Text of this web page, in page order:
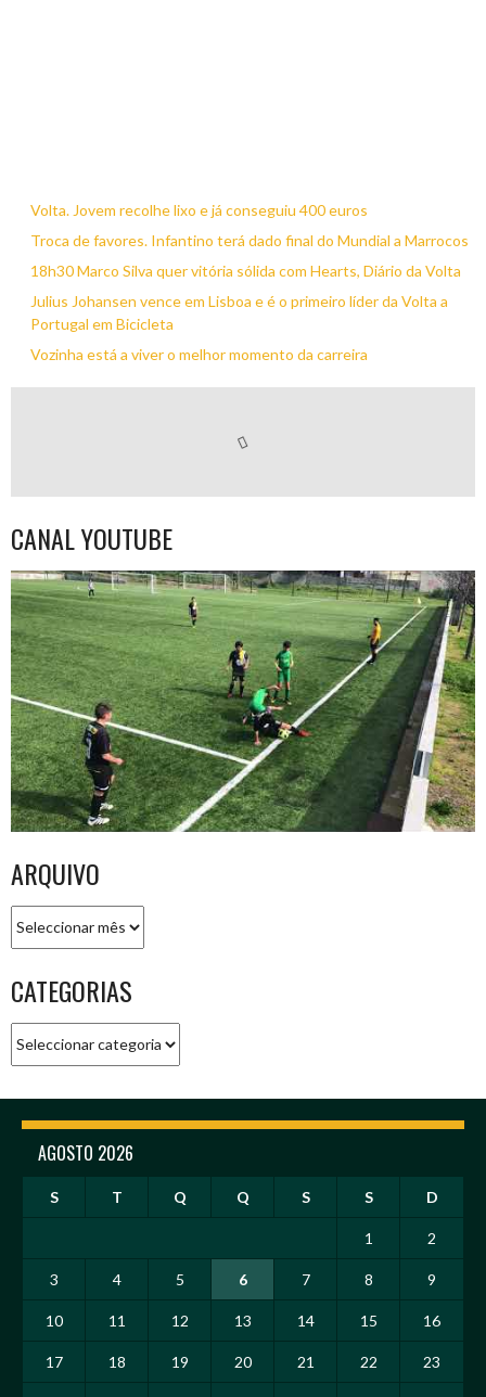
Volta. Jovem recolhe lixo e já conseguiu 400 euros
Troca de favores. Infantino terá dado final do Mundial a Marrocos
18h30 Marco Silva quer vitória sólida com Hearts, Diário da Volta
Julius Johansen vence em Lisboa e é o primeiro líder da Volta a
Portugal em Bicicleta
Vozinha está a viver o melhor momento da carreira
CANAL YOUTUBE
ARQUIVO
CATEGORIAS
AGOSTO 2026
S T Q Q S S D
1 2
3 4 5 6 7 8 9
10 11 12 13 14 15 16
17 18 19 20 21 22 23